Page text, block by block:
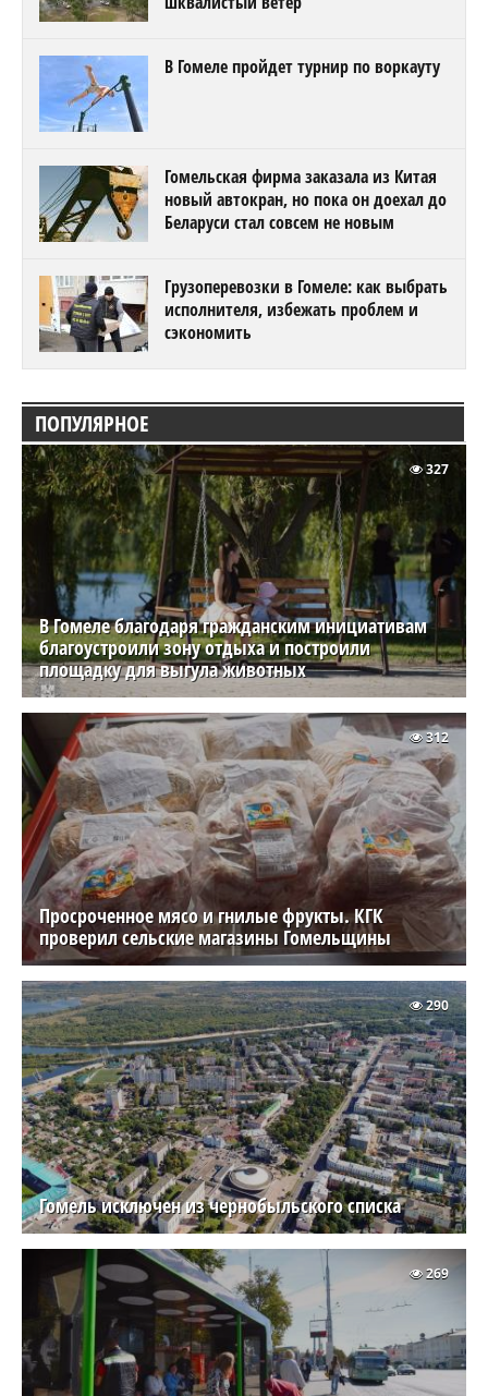
В Гомеле пройдет турнир по воркауту
Гомельская фирма заказала из Китая
новый автокран, но пока он доехал до
Беларуси стал совсем не новым
Грузоперевозки в Гомеле: как выбрать
исполнителя, избежать проблем и
сэкономить
ПОПУЛЯРНОЕ
В Гомеле благодаря гражданским инициативам
благоустроили зону отдыха и построили
площадку для выгула животных
327
Просроченное мясо и гнилые фрукты. КГК
проверил сельские магазины Гомельщины
312
Гомель исключен из чернобыльского списка
290
269